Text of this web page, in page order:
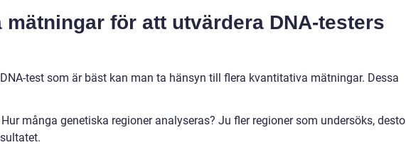
för att utvärdera DNA-testers
test som är bäst kan man ta hänsyn till flera kvantitativa mätningar. Dessa
många genetiska regioner analyseras? Ju fler regioner som undersöks, desto